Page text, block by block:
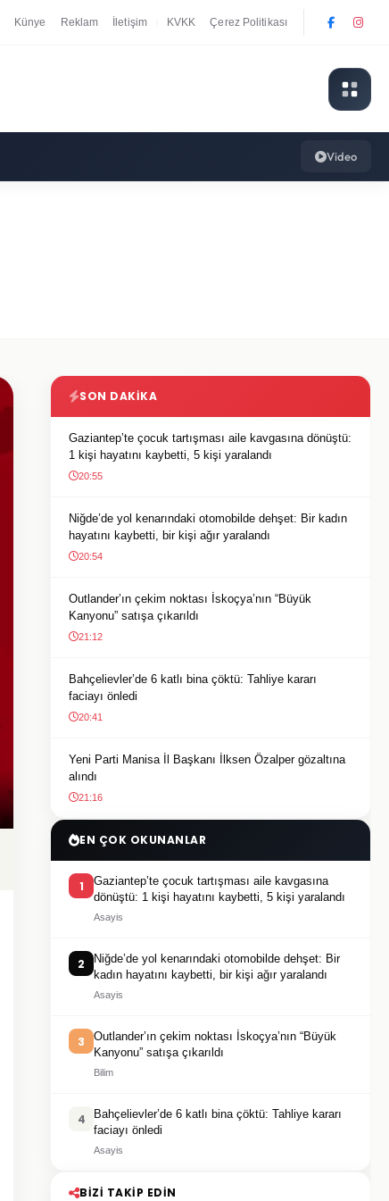
Künye Reklam İletişim KVKK Çerez Politikası
Video
SON DAKIKA
Gaziantep’te çocuk tartışması aile kavgasına dönüştü:
1 kişi hayatını kaybetti, 5 kişi yaralandı
20:55
Niğde’de yol kenarındaki otomobilde dehşet: Bir kadın
hayatını kaybetti, bir kişi ağır yaralandı
20:54
Outlander’ın çekim noktası İskoçya’nın “Büyük
Kanyonu” satışa çıkarıldı
21:12
Bahçelievler’de 6 katlı bina çöktü: Tahliye kararı
faciayı önledi
20:41
Yeni Parti Manisa İl Başkanı İlksen Özalper gözaltına
alındı
21:16
EN ÇOK OKUNANLAR
1
Gaziantep’te çocuk tartışması aile kavgasına
dönüştü: 1 kişi hayatını kaybetti, 5 kişi yaralandı
Asayis
2
Niğde’de yol kenarındaki otomobilde dehşet: Bir
kadın hayatını kaybetti, bir kişi ağır yaralandı
Asayis
3
Outlander’ın çekim noktası İskoçya’nın “Büyük
Kanyonu” satışa çıkarıldı
Bilim
4
Bahçelievler’de 6 katlı bina çöktü: Tahliye kararı
faciayı önledi
Asayis
BIZI TAKIP EDIN